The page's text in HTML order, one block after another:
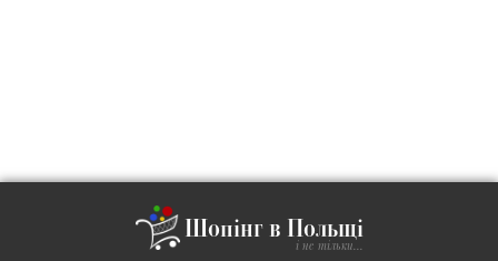
Шопінг в Польщі
і не тільки...